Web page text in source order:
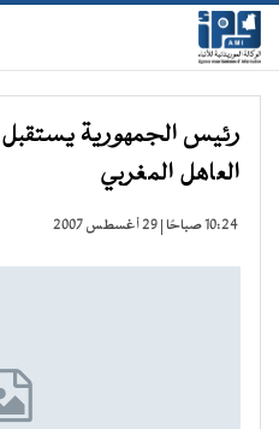
رئيس الجمهورية
العاهل المغربي
10:24 صباحًا | 29 أغسطس 2007